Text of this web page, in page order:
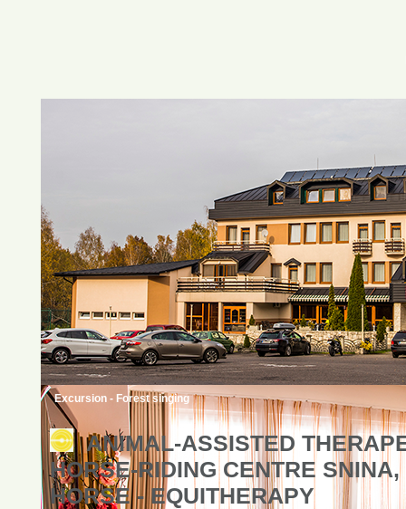
Excursion - Forest singing
ANIMAL-ASSISTED
HORSE-RIDING CENTRE SNINA,
HORSE - EQUITHERAPY